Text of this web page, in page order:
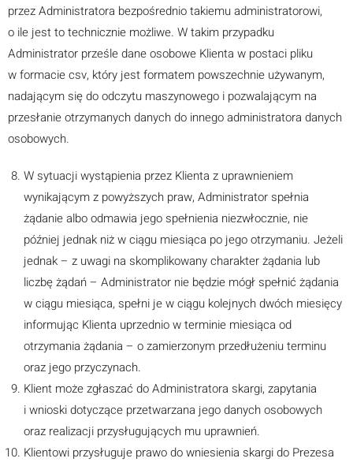
przez Administratora bezpośrednio takiemu administratorowi,
o ile jest to technicznie możliwe. W takim przypadku
Administrator prześle dane osobowe Klienta w postaci pliku
w formacie csv, który jest formatem powszechnie używanym,
nadającym się do odczytu maszynowego i pozwalającym na
przesłanie otrzymanych danych do innego administratora danych
osobowych.
W sytuacji wystąpienia przez Klienta z uprawnieniem
wynikającym z powyższych praw, Administrator spełnia
żądanie albo odmawia jego spełnienia niezwłocznie, nie
później jednak niż w ciągu miesiąca po jego otrzymaniu. Jeżeli
jednak – z uwagi na skomplikowany charakter żądania lub
liczbę żądań – Administrator nie będzie mógł spełnić żądania
w ciągu miesiąca, spełni je w ciągu kolejnych dwóch miesięcy
informując Klienta uprzednio w terminie miesiąca od
otrzymania żądania – o zamierzonym przedłużeniu terminu
oraz jego przyczynach.
Klient może zgłaszać do Administratora skargi, zapytania
i wnioski dotyczące przetwarzana jego danych osobowych
oraz realizacji przysługujących mu uprawnień.
Klientowi przysługuje prawo do wniesienia skargi do Prezesa